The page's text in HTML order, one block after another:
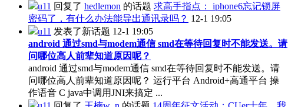
u11 回复了 hedlemon 的话题 求高手指点： iphone6忘记锁屏
密码了，有什么办法能导出通讯录吗？ 12-1 19:05
u11 发表了新话题 12-1 19:05
android 通过smd与modem通信 smd在等待回复时不能发送。请
问哪位高人前辈知道原因呢？
android 通过smd与modem通信 smd在等待回复时不能发送。请
问哪位高人前辈知道原因呢？ 运行平台 Android+高通平台 操
作语音 C java中调用JNI来搞定 ...